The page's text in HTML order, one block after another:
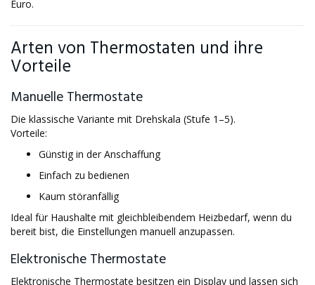
Euro.
Arten von Thermostaten und ihre
Vorteile
Manuelle Thermostate
Die klassische Variante mit Drehskala (Stufe 1–5).
Vorteile:
Günstig in der Anschaffung
Einfach zu bedienen
Kaum störanfällig
Ideal für Haushalte mit gleichbleibendem Heizbedarf, wenn du
bereit bist, die Einstellungen manuell anzupassen.
Elektronische Thermostate
Elektronische Thermostate besitzen ein Display und lassen sich